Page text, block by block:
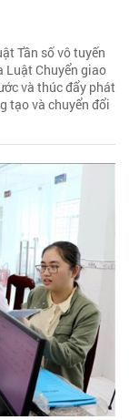
Tần số vô tuyến
Luật Chuyển giao
và thúc đẩy phát
tạo và chuyển đổi